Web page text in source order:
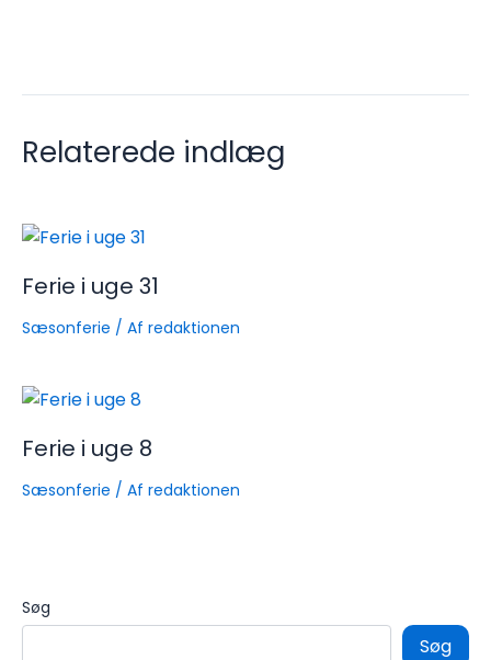
Relaterede indlæg
Ferie i uge 31
Sæsonferie / Af redaktionen
Ferie i uge 8
Sæsonferie / Af redaktionen
Søg
Søg